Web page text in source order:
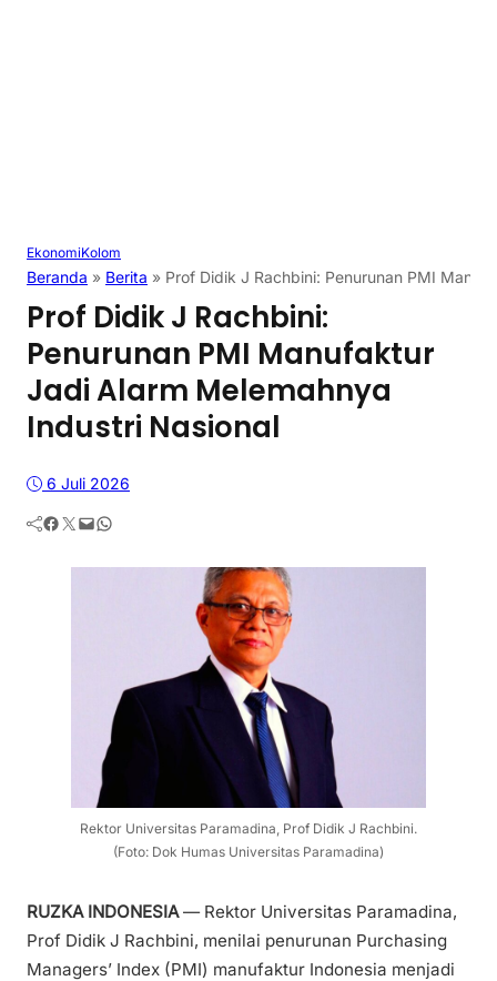
EkonomiKolom
Beranda » Berita » Prof Didik J Rachbini: Penurunan PMI
Prof Didik J Rachbini:
Penurunan PMI Manufaktur
Jadi Alarm Melemahnya
Industri Nasional
6 Juli 2026
Facebook Twitter Mail WhatsApp
Rektor Universitas Paramadina, Prof Didik J Rachbini.
(Foto: Dok Humas Universitas Paramadina)
RUZKA INDONESIA— Rektor Universitas Paramadina,
Prof Didik J Rachbini, menilai penurunan Purchasing
Managers’ Index (PMI) manufaktur Indonesia menjadi